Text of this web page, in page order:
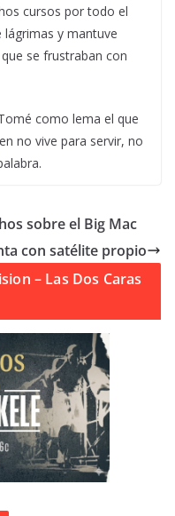
cursos por todo el
y mantuve
se frustraban con
como lema el que
no vive para servir, no
sobre el Big Mac
con satélite propio
– Las Dos Caras